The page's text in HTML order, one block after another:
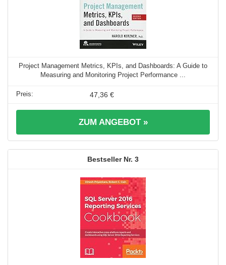
Project Management Metrics, KPIs, and Dashboards: A Guide to
Measuring and Monitoring Project Performance ...
47,36 €
ZUM ANGEBOT »
3